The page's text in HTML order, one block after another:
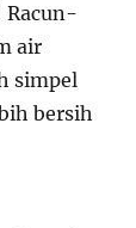
Racun-
air
simpel
bersih